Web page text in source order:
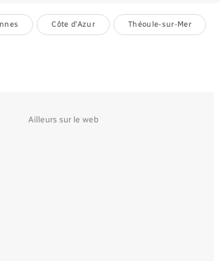
Côte d'Azur Théoule-sur-Mer
Ailleurs sur le web